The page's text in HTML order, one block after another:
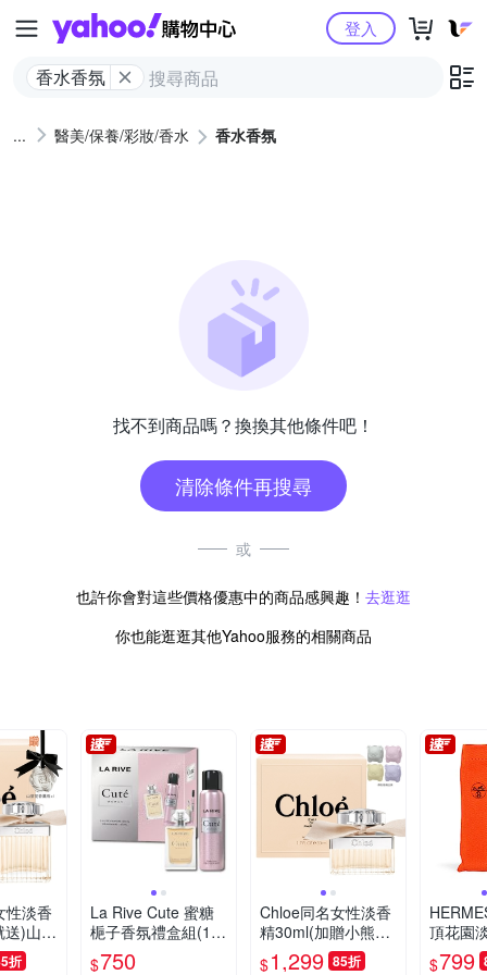
Yahoo購物中心
香水香氛
登入
醫美/保養/彩妝/香水 香水香氛
找不到商品嗎？換換其他條件吧！
清除條件再搜尋
或
也許你會對這些價格優惠中的商品感興趣！ 去逛逛
你也能逛逛其他Yahoo服務的相關商品
性淡香
送)山茶
-快速
折
La Rive Cute 蜜糖
梔子香氛禮盒組(10
0ml+噴霧150ml)
$750
Chloe同名女性淡香
精30ml(加贈小熊擴
香石1個)-快速到貨
$1,299 85折
頂花園
$799